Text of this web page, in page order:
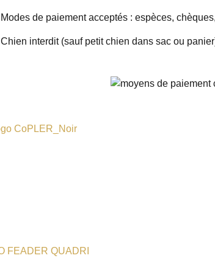
Modes de paiement acceptés : espèces,
Chien interdit (sauf petit chien dans sac ou